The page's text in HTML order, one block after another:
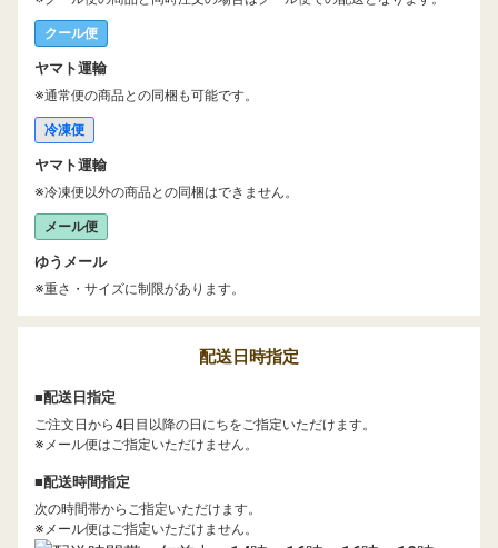
クール便
ヤマト運輸
※通常便の商品との同梱も可能です。
冷凍便
ヤマト運輸
※冷凍便以外の商品との同梱はできません。
メール便
ゆうメール
※重さ・サイズに制限があります。
配送日時指定
■配送日指定
ご注文日から4日目以降の日にちをご指定いただけます。
※メール便はご指定いただけません。
■配送時間指定
次の時間帯からご指定いただけます。
※メール便はご指定いただけません。